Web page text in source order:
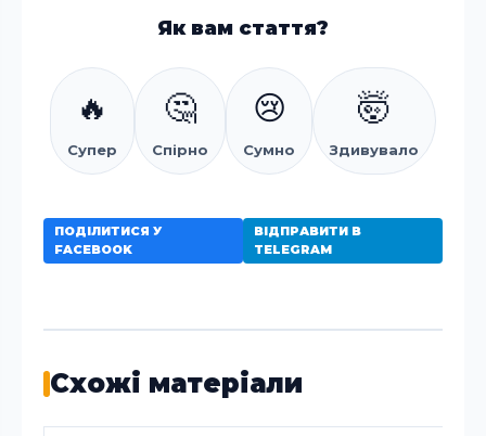
Як вам стаття?
🔥
Супер
🤔
Спірно
😢
Сумно
🤯
Здивувало
ПОДІЛИТИСЯ У
FACEBOOK
ВІДПРАВИТИ В
TELEGRAM
Схожі матеріали